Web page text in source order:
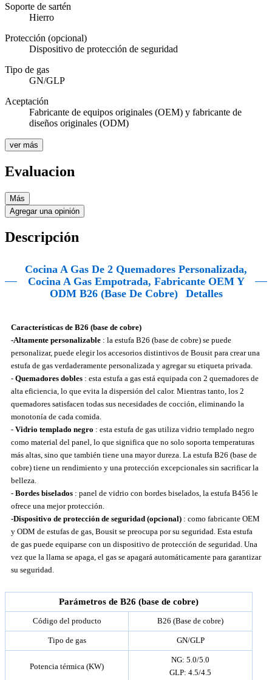
Soporte de sartén
Hierro
Protección (opcional)
Dispositivo de protección de seguridad
Tipo de gas
GN/GLP
Aceptación
Fabricante de equipos originales (OEM) y fabricante de
diseños originales (ODM)
ver más
Evaluacion
Más
Agregar una opinión
Descripción
Cocina A Gas De 2 Quemadores Personalizada,
Cocina A Gas Empotrada, Fabricante OEM Y
ODM B26 (base De Cobre)
Detalles
Características de B26 (base de cobre)
-Altamente personalizable : la estufa B26 (base de cobre) se puede
personalizar, puede elegir los accesorios distintivos de Bousit para crear una
estufa de gas verdaderamente personalizada y agregar su etiqueta privada.
- Quemadores dobles : esta estufa a gas está equipada con 2 quemadores de
alta eficiencia, lo que evita la dispersión del calor. Mientras tanto, los 2
quemadores satisfacen todas sus necesidades de cocción, eliminando la
monotonía de cada comida.
- Vidrio templado negro : esta estufa de gas utiliza vidrio templado negro
como material del panel, lo que significa que no solo soporta temperaturas
más altas, sino que también tiene una mayor dureza. La estufa B26 (base de
cobre) tiene un rendimiento y una protección excepcionales sin sacrificar la
belleza.
- Bordes biselados : panel de vidrio con bordes biselados, la estufa B456 le
ofrece una mejor protección.
-Dispositivo de protección de seguridad (opcional) : como fabricante OEM
y ODM de estufas de gas, Bousit se preocupa por su seguridad. Esta estufa
de gas puede equiparse con un dispositivo de protección de seguridad. Una
vez que la llama se apaga, el gas se apagará automáticamente para garantizar
su seguridad.
Parámetros de B26 (base de cobre)
Código del producto B26 (Base de cobre)
Tipo de gas GN/GLP
Potencia térmica (KW)
NG: 5.0/5.0
GLP: 4.5/4.5